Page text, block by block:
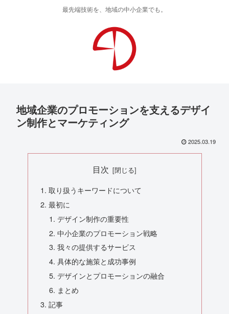
最先端技術を、地域の中小企業でも。
地域企業のプロモーションを支えるデザイ
ン制作とマーケティング
2025.03.19
目次
取り扱うキーワードについて
最初に
デザイン制作の重要性
中小企業のプロモーション戦略
我々の提供するサービス
具体的な施策と成功事例
デザインとプロモーションの融合
まとめ
記事